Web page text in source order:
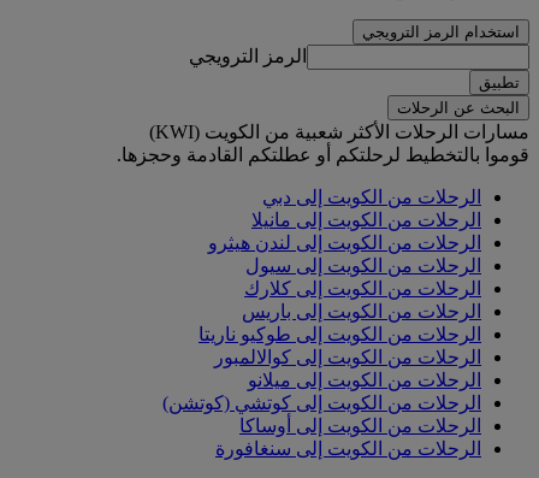
استخدام الرمز الترويجي
الرمز الترويجي
تطبيق
البحث عن الرحلات
مسارات الرحلات الأكثر شعبية من الكويت (KWI)
قوموا بالتخطيط لرحلتكم أو عطلتكم القادمة وحجزها.
الرحلات من الكويت إلى دبي
الرحلات من الكويت إلى مانيلا
الرحلات من الكويت إلى لندن هيثرو
الرحلات من الكويت إلى سيول
الرحلات من الكويت إلى كلارك
الرحلات من الكويت إلى باريس
الرحلات من الكويت إلى طوكيو ناريتا
الرحلات من الكويت إلى كوالالمبور
الرحلات من الكويت إلى ميلانو
الرحلات من الكويت إلى كوتشي (كوتشن)
الرحلات من الكويت إلى أوساكا
الرحلات من الكويت إلى سنغافورة